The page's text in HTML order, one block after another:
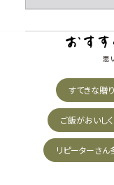
思
すてきな贈
ご飯がおいし
リピーターさん